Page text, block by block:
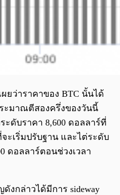
ผยว่าราคาของ BTC นั้นได้
ะมาณตีสองครึ่งของวันนี้
ดับราคา 8,600 ดอลลาร์ที่
ะเริ่มปรับฐาน และไต่ระดับ
ดอลลาร์ตอนช่วงเวลา
งกล่าวได้มีการ sideway